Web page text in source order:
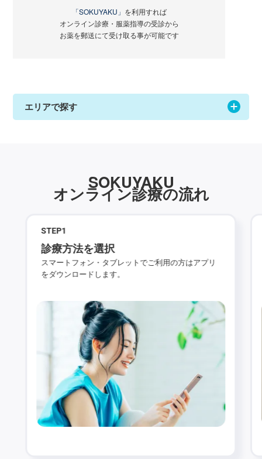
「SOKUYAKU」 を利用すれば
オンライン診療・服薬指導の受診から
お薬を郵送にて受け取る事が可能です
エリアで探す
SOKUYAKU
オンライン診療の流れ
STEP1
診療方法を選択
スマートフォン・タブレットでご利用の方はアプリ
をダウンロードします。